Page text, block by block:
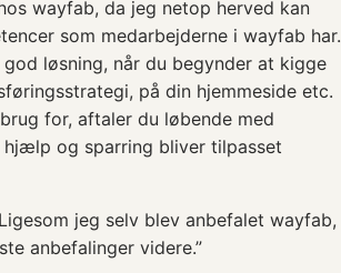
wayfab, da jeg netop herved kan
som medarbejderne i wayfab har.
løsning, når du begynder at kigge
på din hjemmeside etc.
for, aftaler du løbende med
og sparring bliver tilpasset
jeg selv blev anbefalet wayfab,
anbefalinger videre.”